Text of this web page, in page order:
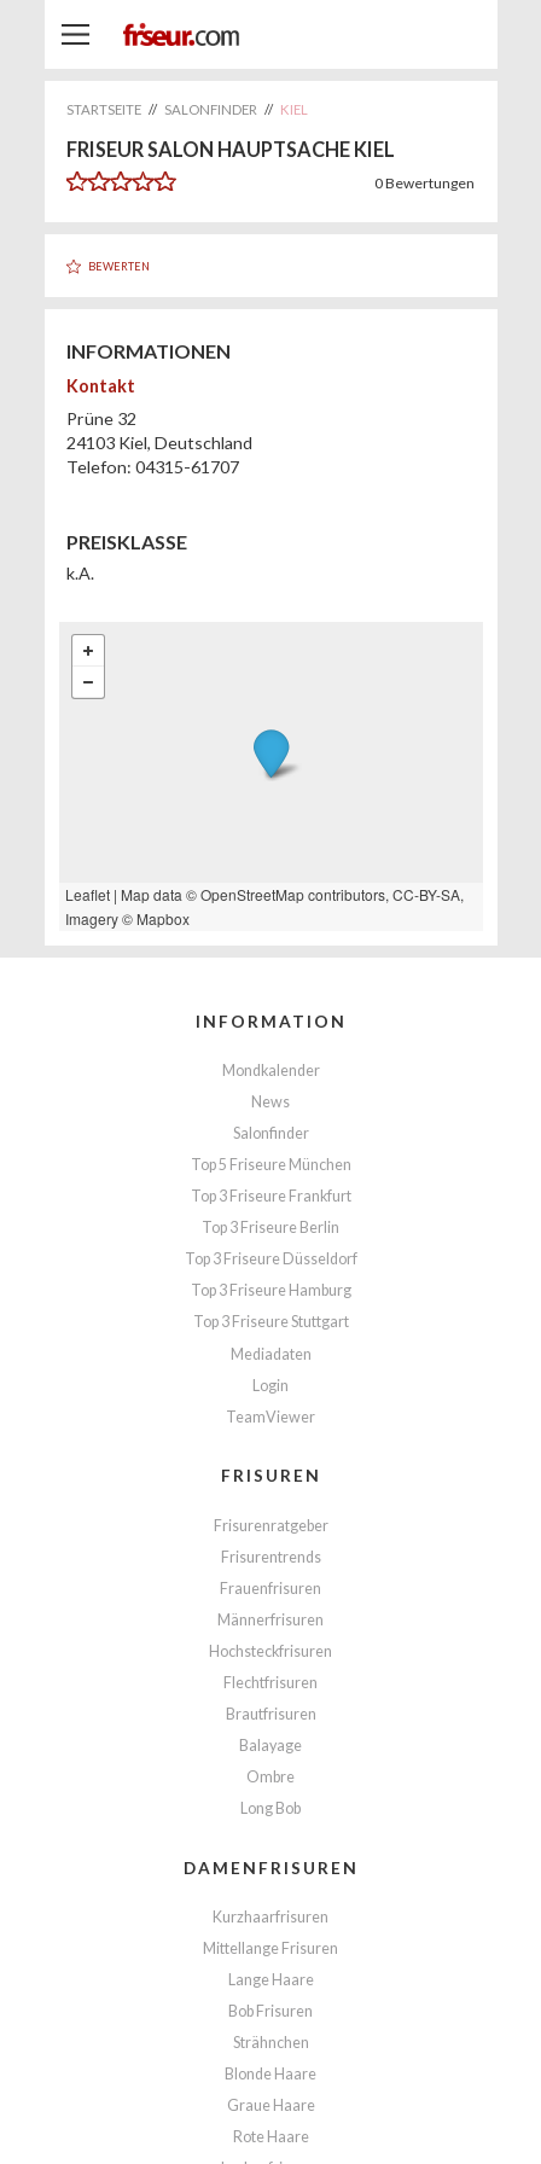
STARTSEITE // SALONFINDER // KIEL
FRISEUR SALON HAUPTSACHE KIEL
0Bewertungen
BEWERTEN
INFORMATIONEN
Kontakt
Prüne 32
24103 Kiel, Deutschland
Telefon: 04315-61707
PREISKLASSE
k.A.
Leaflet| Map data ©OpenStreetMapcontributors, CC-BY-SA,
Imagery © Mapbox
INFORMATION
Mondkalender
News
Salonfinder
Top 5 Friseure München
Top 3 Friseure Frankfurt
Top 3 Friseure Berlin
Top 3 Friseure Düsseldorf
Top 3 Friseure Hamburg
Top 3 Friseure Stuttgart
Mediadaten
Login
TeamViewer
FRISUREN
Frisurenratgeber
Frisurentrends
Frauenfrisuren
Männerfrisuren
Hochsteckfrisuren
Flechtfrisuren
Brautfrisuren
Balayage
Ombre
Long Bob
DAMENFRISUREN
Kurzhaarfrisuren
Mittellange Frisuren
Lange Haare
Bob Frisuren
Strähnchen
Blonde Haare
Graue Haare
Rote Haare